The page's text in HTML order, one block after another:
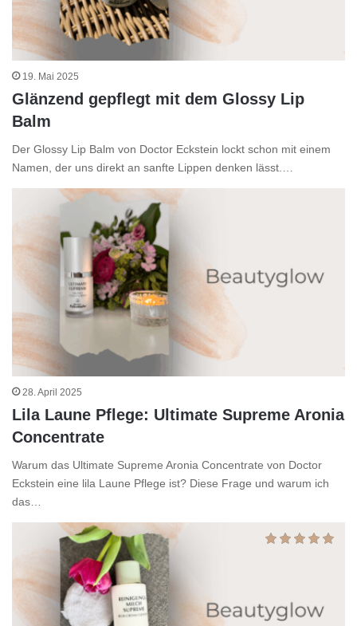
19. Mai 2025
Glänzend gepflegt mit dem Glossy Lip
Balm
Der Glossy Lip Balm von Doctor Eckstein lockt schon mit einem
Namen, der uns direkt an sanfte Lippen denken lässt.…
28. April 2025
Lila Laune Pflege: Ultimate Supreme Aronia
Concentrate
Warum das Ultimate Supreme Aronia Concentrate von Doctor
Eckstein eine lila Laune Pflege ist? Diese Frage und warum ich
das…